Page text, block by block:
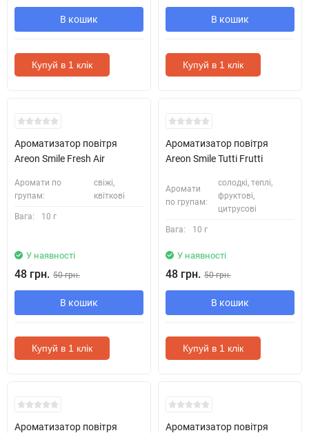
В кошик
Купуй в 1 клік
В кошик
Купуй в 1 клік
Ароматизатор повітря
Areon Smile Fresh Air
Аромати по
групам:
свіжі,
квіткові
Вага: 10 г
У наявності
48 грн. 50 грн.
В кошик
Купуй в 1 клік
Ароматизатор повітря
Areon Smile Tutti Frutti
Аромати
по групам:
солодкі, теплі,
фруктові,
цитрусові
Вага: 10 г
У наявності
48 грн. 50 грн.
В кошик
Купуй в 1 клік
Ароматизатор повітря
Ароматизатор повітря